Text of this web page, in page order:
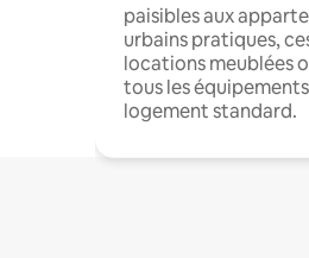
paisibles aux
urbains pratiques,
locations meublées
tous les
logement standard.